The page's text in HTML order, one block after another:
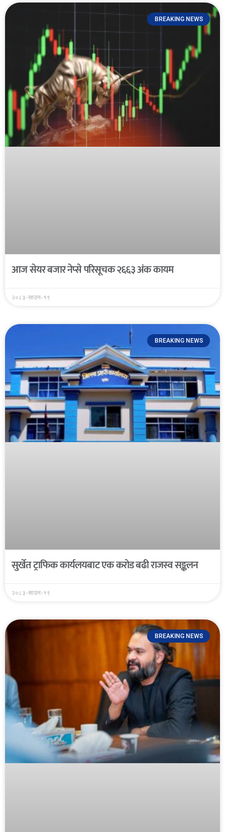
BREAKING NEWS
आज सेयर बजार नेप्से परिसूचक २६६३ अंक कायम
२०८३-साउन-१९
BREAKING NEWS
सुर्खेत ट्राफिक कार्यलयबाट एक करोड बढी राजस्व सङ्कलन
२०८३-साउन-१९
BREAKING NEWS